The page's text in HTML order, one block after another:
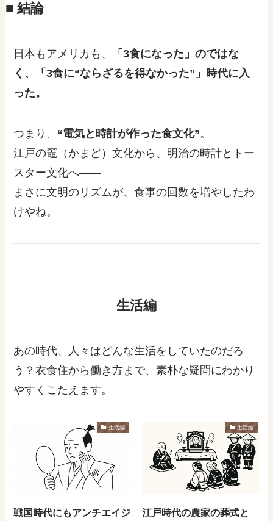
■ 結論
日本もアメリカも、
「3食になった」のではな
く、「3食に“ならざるを得なかった”」時代に入
った。
つまり、 “電気と時計が作った食文化”。
江戸の竈（かまど）文化から、明治の時計とトー
スター文化へ――
まさに文明のリズムが、食事の回数を増やしたわ
けやね。
生活編
あの時代、人々はどんな生活をしていたのだろ
う？衣食住から働き方まで、素朴な疑問にわかり
やすくこたえます。
生活編
戦国時代にもアンチエイジ
生活編
江戸時代の農家の葬式と